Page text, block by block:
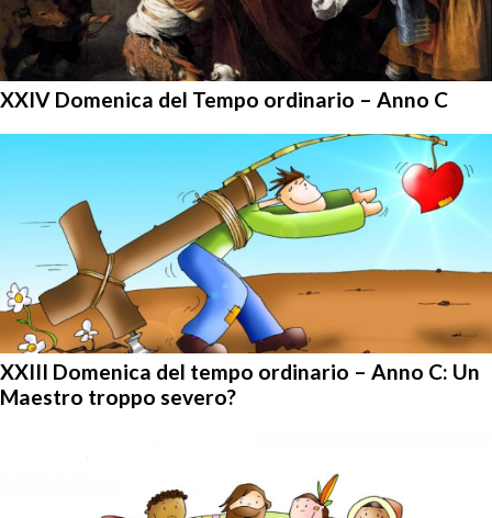
XXIV Domenica del Tempo ordinario – Anno C
XXIII Domenica del tempo ordinario – Anno C: Un
Maestro troppo severo?